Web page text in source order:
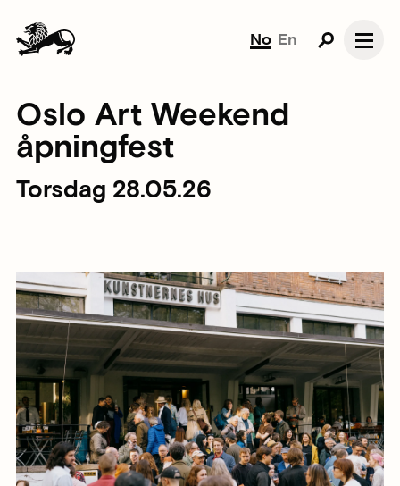
No En
Oslo Art Weekend
åpningfest
Torsdag 28.05.26